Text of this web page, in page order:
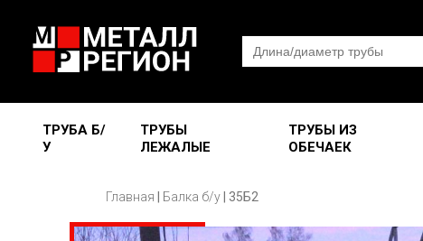
Search
for:
ТРУБА Б/
У
ТРУБЫ
ЛЕЖАЛЫЕ
ТРУБЫ ИЗ
ОБЕЧАЕК
Главная Балка б/у 35Б2